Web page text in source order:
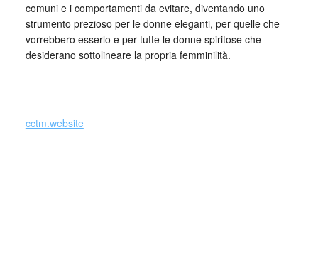
comuni e i comportamenti da evitare, diventando uno
strumento prezioso per le donne eleganti, per quelle che
vorrebbero esserlo e per tutte le donne spiritose che
desiderano sottolineare la propria femminilità.
cctm.website